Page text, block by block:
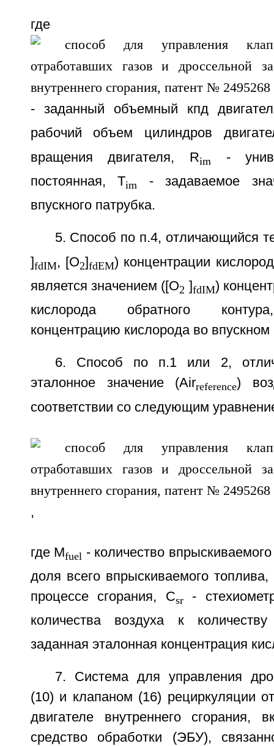
где
- заданный объемный кпд
рабочий объем цилиндров
вращения двигателя, Rim
-
постоянная, Tim
- задаваемое
впускного патрубка.
5. Способ по п.4, отличающийся
]fdIM, [O2]fdEM) концентрации
является значением ([О2 ]fdIM)
кислорода обратного
концентрацию кислорода во впускном
6. Способ по п.1 или 2,
эталонное значение (Airreferenсe)
соответствии со следующим
,
где Mfuel - количество
доля всего впрыскиваемого топлива,
процессе сгорания, Csr-
количества воздуха к
заданная эталонная концентрация
7. Система для управления
(10) и клапаном (16) рециркуляции
двигателе внутреннего
средство обработки (ЭБУ),